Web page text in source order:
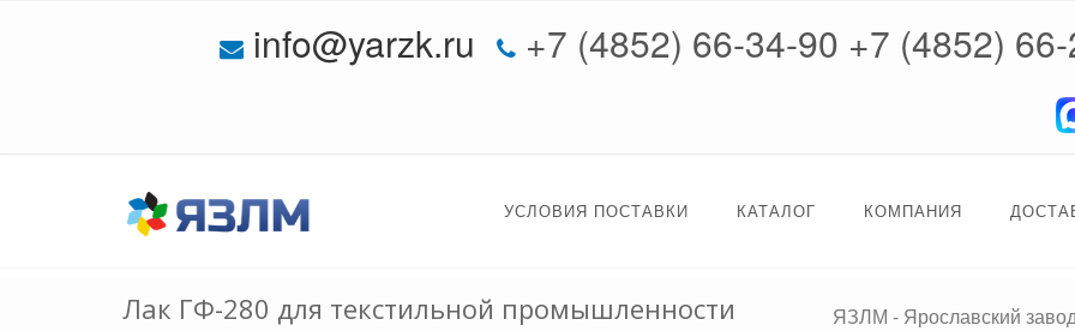
info@yarzk.ru +7 (4852) 66-34-90 +7 (4852)
УСЛОВИЯ ПОСТАВКИ КАТАЛОГ КОМПАНИЯ
Лак ГФ-280 для текстильной промышленности ЯЗЛМ - Ярославский